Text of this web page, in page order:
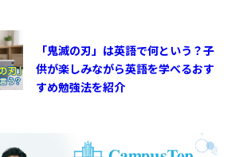
「鬼滅の刃」は英語で何という？子
供が楽しみながら英語を学べるおす
すめ勉強法を紹介